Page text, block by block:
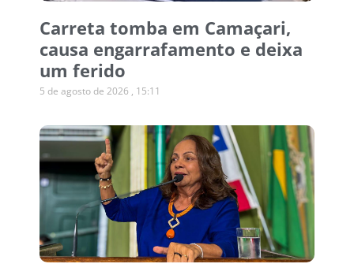
Carreta tomba em Camaçari,
causa engarrafamento e deixa
um ferido
5 de agosto de 2026 15:11